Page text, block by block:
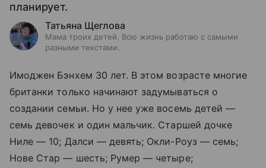
планирует.
Татьяна Щеглова
Мама троих детей. Всю жизнь работаю с самыми
разными текстами.
Имоджен Бэнхем 30 лет. В этом возрасте многие
британки только начинают задумываться о
создании семьи. Но у нее уже восемь детей —
семь девочек и один мальчик. Старшей дочке
Ниле — 10; Далси — девять; Окли-Роуз — семь;
Нове Стар — шесть; Румер — четыре;